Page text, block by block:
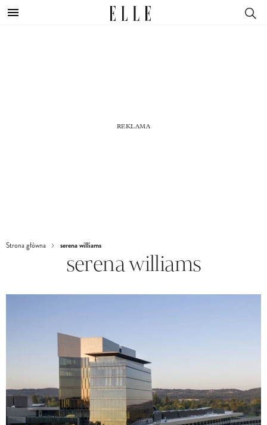
Strona główna serena williams
serena williams